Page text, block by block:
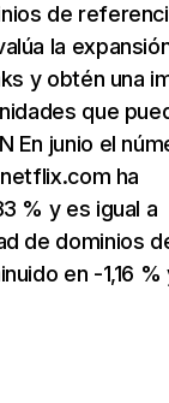
de
la
y obtén una
que
En junio el
ha
% y es igual a
de dominios
en -1,16 %